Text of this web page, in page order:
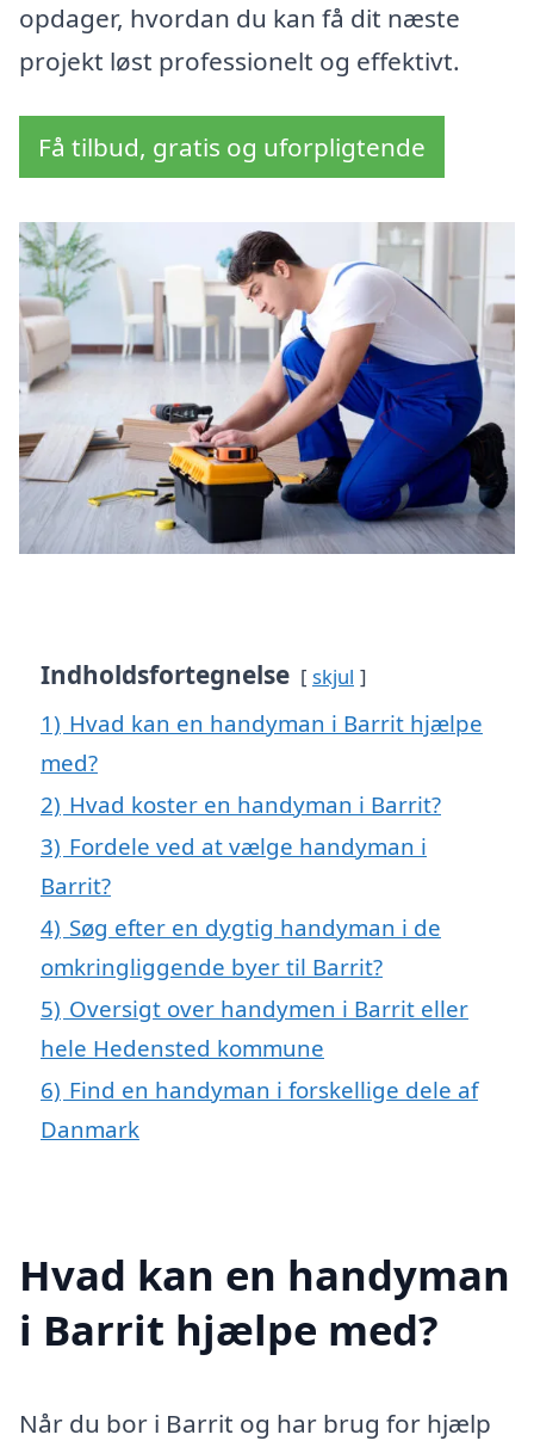
opdager, hvordan du kan få dit næste
projekt løst professionelt og effektivt.
Få tilbud, gratis og uforpligtende
Indholdsfortegnelse skjul
1) Hvad kan en handyman i Barrit hjælpe
med?
2) Hvad koster en handyman i Barrit?
3) Fordele ved at vælge handyman i
Barrit?
4) Søg efter en dygtig handyman i de
omkringliggende byer til Barrit?
5) Oversigt over handymen i Barrit eller
hele Hedensted kommune
6) Find en handyman i forskellige dele af
Danmark
Hvad kan en handyman
i Barrit hjælpe med?
Når du bor i Barrit og har brug for hjælp